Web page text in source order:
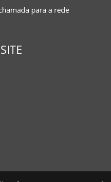
para a rede